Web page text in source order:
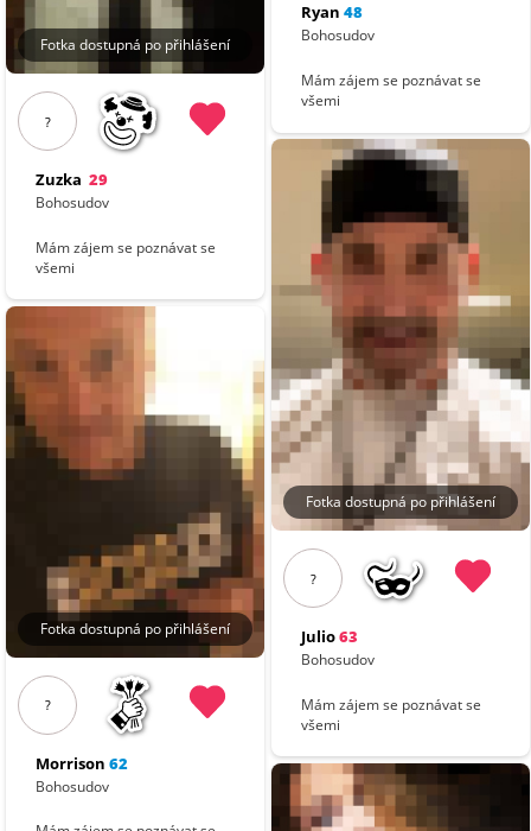
Fotka dostupná po přihlášení
?
Zuzka 29
Bohosudov
Mám zájem se poznávat se
všemi
Fotka dostupná po přihlášení
?
Morrison 62
Bohosudov
Ryan 48
Bohosudov
Mám zájem se poznávat se
všemi
Fotka dostupná po přihlášení
?
Julio63
Bohosudov
Mám zájem se poznávat se
všemi